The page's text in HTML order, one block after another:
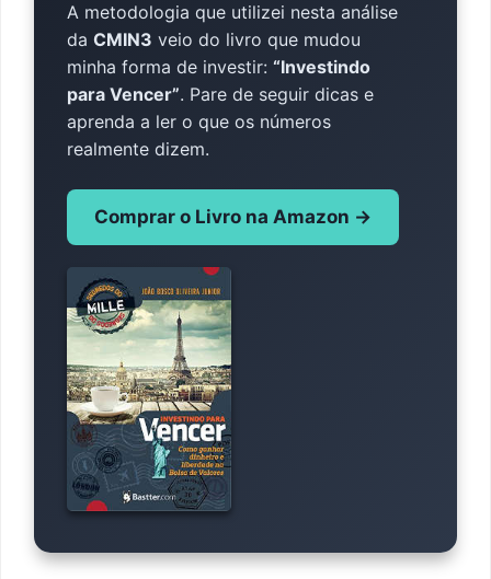
A metodologia que utilizei nesta análise
da CMIN3 veio do livro que mudou
minha forma de investir: “Investindo
para Vencer”. Pare de seguir dicas e
aprenda a ler o que os números
realmente dizem.
Comprar o Livro na Amazon →